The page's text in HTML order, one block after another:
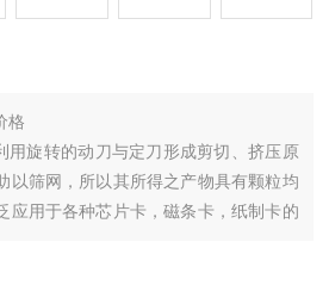
格
用旋转的动刀与定刀形成剪切、挤压原
以筛网，所以其所得之产物具有颗粒均
应用于各种芯片卡，磁条卡，纸制卡的
还可以满足如中药提取前处理、药茶的